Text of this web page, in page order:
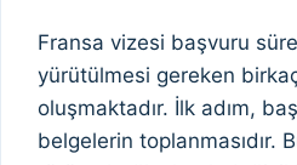
Fransa vizesi başvuru
yürütülmesi gereken
oluşmaktadır. İlk adım,
belgelerin toplanmasıdır.